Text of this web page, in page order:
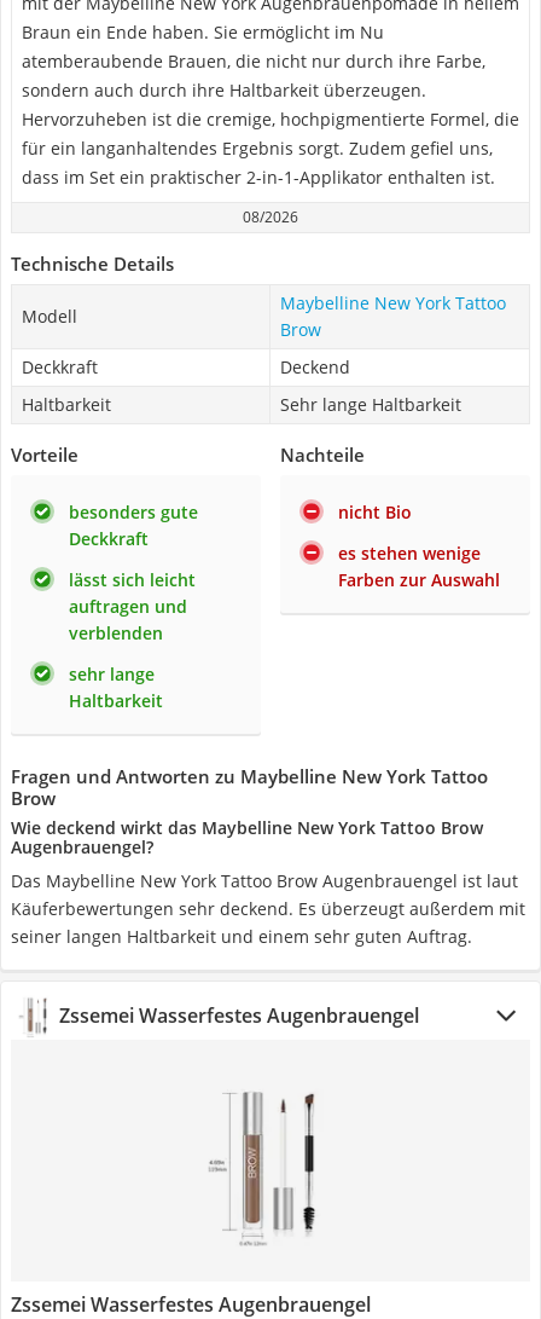
Braun ein Ende haben. Sie ermöglicht im Nu
atemberaubende Brauen, die nicht nur durch ihre Farbe,
sondern auch durch ihre Haltbarkeit überzeugen.
Hervorzuheben ist die cremige, hochpigmentierte Formel, die
für ein langanhaltendes Ergebnis sorgt. Zudem gefiel uns,
dass im Set ein praktischer 2-in-1-Applikator enthalten ist.
08/2026
Technische Details
Modell
Maybelline New York Tattoo
Brow
Deckkraft
Deckend
Haltbarkeit
Sehr lange Haltbarkeit
Vorteile
besonders gute
Deckkraft
lässt sich leicht
auftragen und
verblenden
sehr lange
Haltbarkeit
Nachteile
nicht Bio
es stehen wenige
Farben zur Auswahl
Fragen und Antworten zu Maybelline New York Tattoo
Brow
Wie deckend wirkt das Maybelline New York Tattoo Brow
Augenbrauengel?
Das Maybelline New York Tattoo Brow Augenbrauengel ist laut
Käuferbewertungen sehr deckend. Es überzeugt außerdem mit
seiner langen Haltbarkeit und einem sehr guten Auftrag.
Zssemei Wasserfestes Augenbrauengel
Zssemei Wasserfestes Augenbrauengel